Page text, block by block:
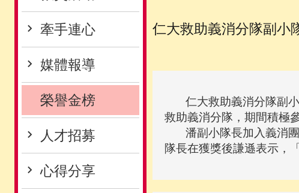
牽手連心
媒體報導
榮譽金榜
人才招募
心得分享
仁大救助義消分隊副小
仁大救助義消分隊副小
救助義消分隊，期間積極
潘副小隊長加入義消團
隊長在獲獎後謙遜表示，